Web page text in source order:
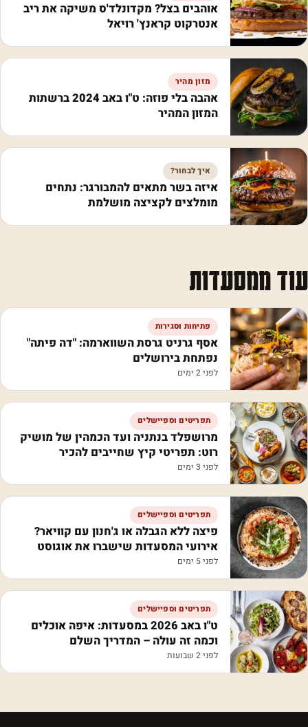
אוהבים בצל? מקדונלד'ס משיקה את ריב
אנטרקוט קראנץ' רויאל
מזון מהיר
אהבה בלי פוזה: ט"ו באב 2024 ברשתות
המזון המהיר
איך לבחור?
איזה בשר מתאים להמבורגר: נתחים
מומלצים לקציצה מושלמת
עוד ממסעדות
פתיחות וסגירות
אסף גרניט גרסת השווארמה: "דה פיתה"
נפתחת בירושלים
לפני 2 ימים
תפריטים וספיישלים
מרושפלד בנתניה ועד הכמהין של מושיק
רוט: תפריטי קיץ שחייבים להכיר
לפני 3 ימים
תפריטים וספיישלים
פיצה ללא הגבלה או ג'חנון עם קוויאר?
אירועי המסעדות שישברו את אוגוסט
לפני 5 ימים
תפריטים וספיישלים
ט"ו באב 2026 במסעדות: איפה אוכלים
וכמה זה עולה – המדריך השלם
לפני 2 שבועות